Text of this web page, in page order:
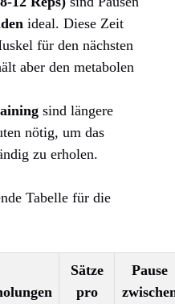
ideal. Diese Zeit
für den nächsten
aber den metabolen
sind längere
nötig, um das
zu erholen.
Tabelle für die
Sätze
pro
Pause